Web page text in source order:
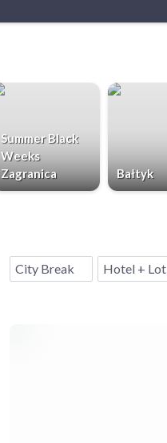
Summer Black
Weeks
Zagranica
Bałtyk
City Break Hotel + Lot